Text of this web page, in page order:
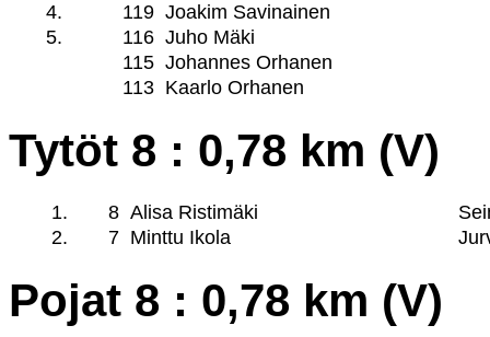
4.
119 Joakim Savinainen
5.
116 Juho Mäki
115 Johannes Orhanen
113 Kaarlo Orhanen
Tytöt 8 : 0,78 km (V)
1. 8 Alisa Ristimäki
2.
7 Minttu Ikola
Pojat 8 : 0,78 km (V)